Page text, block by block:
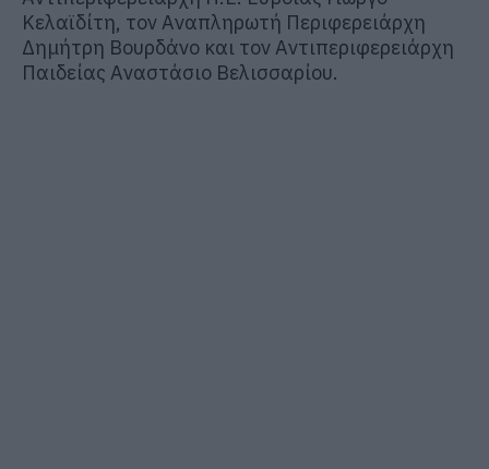
Κελαϊδίτη, τον Αναπληρωτή Περιφερειάρχη
Δημήτρη Βουρδάνο και τον Αντιπεριφερειάρχη
Παιδείας Αναστάσιο Βελισσαρίου.